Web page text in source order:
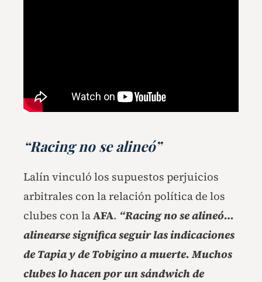
“Racing no se alineó”
Lalín vinculó los supuestos perjuicios
arbitrales con la relación política de los
clubes con laAFA. “Racing no se alineó…
alinearse significa seguir las indicaciones
de Tapia y de Tobigino a muerte. Muchos
clubes lo hacen por un sándwich de